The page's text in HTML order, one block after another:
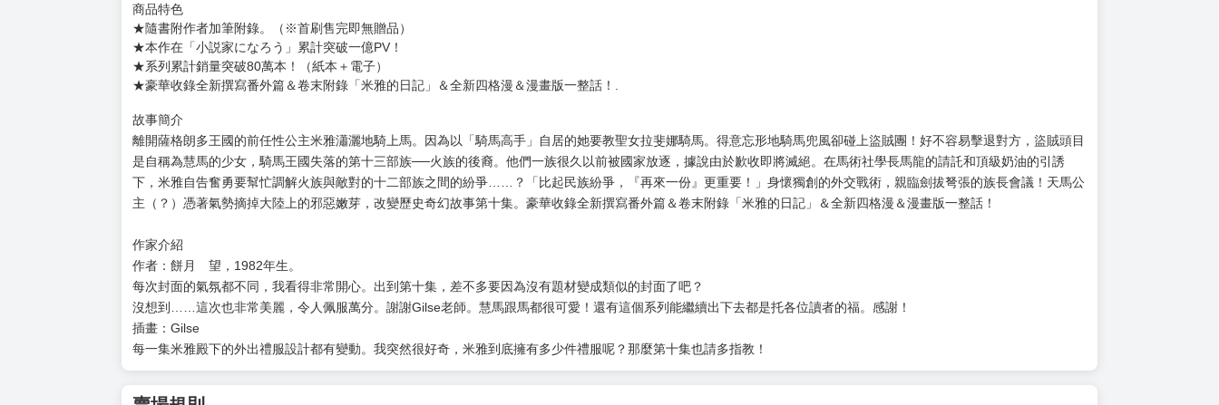
商品特色
★隨書附作者加筆附錄。（※首刷售完即無贈品）
★本作在「小説家になろう」累計突破一億PV！
★系列累計銷量突破80萬本！（紙本＋電子）
★豪華收錄全新撰寫番外篇＆卷末附錄「米雅的日記」＆全新四格漫＆漫畫版一整話！.
故事簡介
離開薩格朗多王國的前任性公主米雅瀟灑地騎上馬。因為以「騎馬高手」自居的她要教聖女拉斐娜騎馬。得意忘形地騎馬兜風卻碰上盜賊團！好不容易擊退對方，盜賊頭目
是自稱為慧馬的少女，騎馬王國失落的第十三部族──火族的後裔。他們一族很久以前被國家放逐，據說由於歉收即將滅絕。在馬術社學長馬龍的請託和頂級奶油的引誘
下，米雅自告奮勇要幫忙調解火族與敵對的十二部族之間的紛爭……？「比起民族紛爭，『再來一份』更重要！」身懷獨創的外交戰術，親臨劍拔弩張的族長會議！天馬公
主（？）憑著氣勢摘掉大陸上的邪惡嫩芽，改變歷史奇幻故事第十集。豪華收錄全新撰寫番外篇＆卷末附錄「米雅的日記」＆全新四格漫＆漫畫版一整話！
作家介紹
作者：餅月 望，1982年生。
每次封面的氣氛都不同，我看得非常開心。出到第十集，差不多要因為沒有題材變成類似的封面了吧？
沒想到……這次也非常美麗，令人佩服萬分。謝謝Gilse老師。慧馬跟馬都很可愛！還有這個系列能繼續出下去都是托各位讀者的福。感謝！
插畫：Gilse
每一集米雅殿下的外出禮服設計都有變動。我突然很好奇，米雅到底擁有多少件禮服呢？那麼第十集也請多指教！